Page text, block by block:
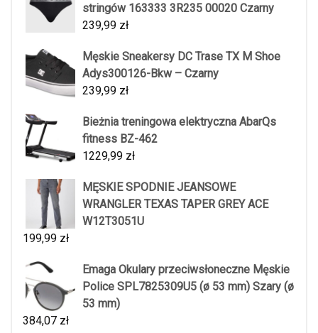
stringów 163333 3R235 00020 Czarny
239,99 zł
Męskie Sneakersy DC Trase TX M Shoe
Adys300126-Bkw – Czarny
239,99 zł
Bieżnia treningowa elektryczna AbarQs
fitness BZ-462
1229,99 zł
MĘSKIE SPODNIE JEANSOWE
WRANGLER TEXAS TAPER GREY ACE
W12T3051U
199,99 zł
Emaga Okulary przeciwsłoneczne Męskie
Police SPL7825309U5 (ø 53 mm) Szary (ø
53 mm)
384,07 zł